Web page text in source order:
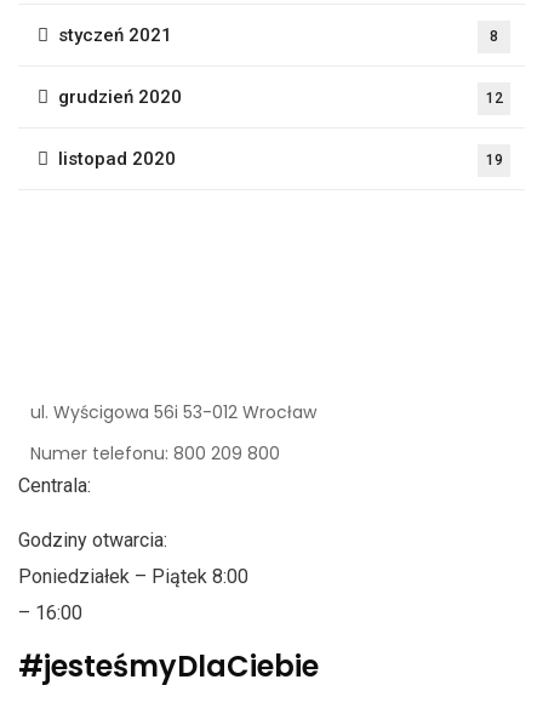
styczeń 2021 8
grudzień 2020 12
listopad 2020 19
ul. Wyścigowa 56i 53-012 Wrocław
Numer telefonu: 800 209 800
Centrala:
Godziny otwarcia:
Poniedziałek – Piątek 8:00
– 16:00
#jesteśmyDlaCiebie